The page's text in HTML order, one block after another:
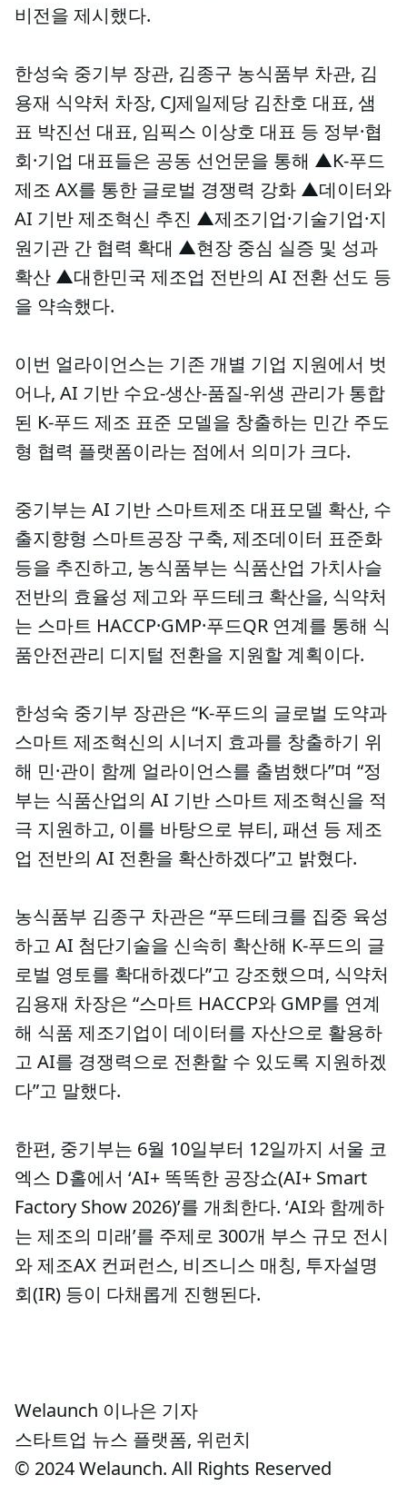
비전을 제시했다.
한성숙 중기부 장관, 김종구 농식품부 차관, 김
용재 식약처 차장, CJ제일제당 김찬호 대표, 샘
표 박진선 대표, 임픽스 이상호 대표 등 정부·협
회·기업 대표들은 공동 선언문을 통해 ▲K-푸드
제조 AX를 통한 글로벌 경쟁력 강화 ▲데이터와
AI 기반 제조혁신 추진 ▲제조기업·기술기업·지
원기관 간 협력 확대 ▲현장 중심 실증 및 성과
확산 ▲대한민국 제조업 전반의 AI 전환 선도 등
을 약속했다.
이번 얼라이언스는 기존 개별 기업 지원에서 벗
어나, AI 기반 수요-생산-품질-위생 관리가 통합
된 K-푸드 제조 표준 모델을 창출하는 민간 주도
형 협력 플랫폼이라는 점에서 의미가 크다.
중기부는 AI 기반 스마트제조 대표모델 확산, 수
출지향형 스마트공장 구축, 제조데이터 표준화
등을 추진하고, 농식품부는 식품산업 가치사슬
전반의 효율성 제고와 푸드테크 확산을, 식약처
는 스마트 HACCP·GMP·푸드QR 연계를 통해 식
품안전관리 디지털 전환을 지원할 계획이다.
한성숙 중기부 장관은 “K-푸드의 글로벌 도약과
스마트 제조혁신의 시너지 효과를 창출하기 위
해 민·관이 함께 얼라이언스를 출범했다”며 “정
부는 식품산업의 AI 기반 스마트 제조혁신을 적
극 지원하고, 이를 바탕으로 뷰티, 패션 등 제조
업 전반의 AI 전환을 확산하겠다”고 밝혔다.
농식품부 김종구 차관은 “푸드테크를 집중 육성
하고 AI 첨단기술을 신속히 확산해 K-푸드의 글
로벌 영토를 확대하겠다”고 강조했으며, 식약처
김용재 차장은 “스마트 HACCP와 GMP를 연계
해 식품 제조기업이 데이터를 자산으로 활용하
고 AI를 경쟁력으로 전환할 수 있도록 지원하겠
다”고 말했다.
한편, 중기부는 6월 10일부터 12일까지 서울 코
엑스 D홀에서 ‘AI+ 똑똑한 공장쇼(AI+ Smart
Factory Show 2026)’를 개최한다. ‘AI와 함께하
는 제조의 미래’를 주제로 300개 부스 규모 전시
와 제조AX 컨퍼런스, 비즈니스 매칭, 투자설명
회(IR) 등이 다채롭게 진행된다.
Welaunch 이나은 기자
스타트업 뉴스 플랫폼, 위런치
© 2024 Welaunch. All Rights Reserved